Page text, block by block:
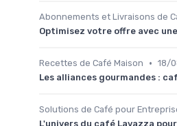
Abonnements et Livraisons de
Optimisez votre offre avec
Recettes de Café Maison • 18/
Les alliances gourmandes :
Solutions de Café pour
L'univers du café Lavazza